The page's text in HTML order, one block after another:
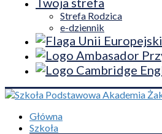
Strefa Rodzica
e-dziennik
Główna
Szkoła